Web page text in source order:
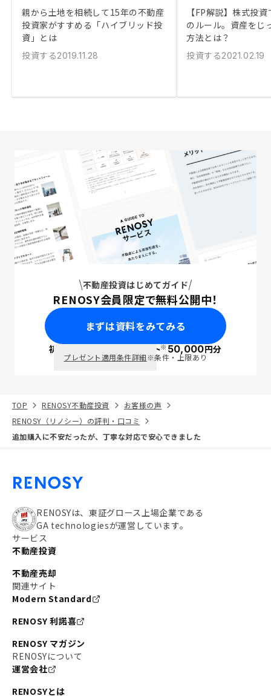
親から土地を相続して15年の不動産
投資家がすすめる「ハイブリッド投
資」とは
投資する2019.11.28
【FP解説】株式投
のルール。資産をじ
方法とは？
投資する2021.02.19
不動産投資はじめてガイド
RENOSY会員限定で無料公開中！
まずは資料をみてみる
初回面談で ポイント※50,000円分
プレゼント適用条件詳細※条件・上限あり
TOP RENOSY不動産投資
お客様の声
RENOSY（リノシー）の評判・口コミ
追加購入に不安だったが、丁寧な対応で安心できました
RENOSYは、東証グロース上場企業である
GA technologiesが運営しています。
サービス
不動産投資
不動産売却
関連サイト
Modern Standard
RENOSY 利諾喜
RENOSY マガジン
RENOSYについて
運営会社
RENOSYとは